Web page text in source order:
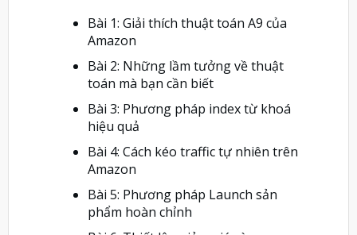
Bài 1: Giải thích thuật toán A9 của
Amazon
Bài 2: Những lầm tưởng về thuật
toán mà bạn cần biết
Bài 3: Phương pháp index từ khoá
hiệu quả
Bài 4: Cách kéo traffic tự nhiên trên
Amazon
Bài 5: Phương pháp Launch sản
phẩm hoàn chỉnh